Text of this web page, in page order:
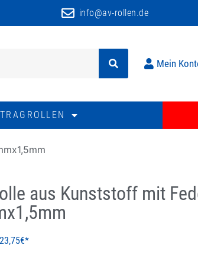
info@av-rollen.de
Mein
TRAGROLLEN
aus Kunststoff mit
23,75€